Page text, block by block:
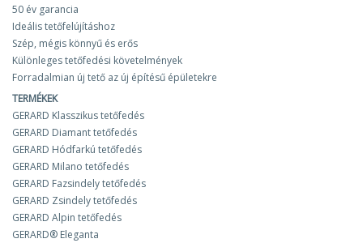
50 év garancia
Ideális tetőfelújításhoz
Szép, mégis könnyű és erős
Különleges tetőfedési követelmények
Forradalmian új tető az új építésű épületekre
TERMÉKEK
GERARD Klasszikus tetőfedés
GERARD Diamant tetőfedés
GERARD Hódfarkú tetőfedés
GERARD Milano tetőfedés
GERARD Fazsindely tetőfedés
GERARD Zsindely tetőfedés
GERARD Alpin tetőfedés
GERARD® Eleganta